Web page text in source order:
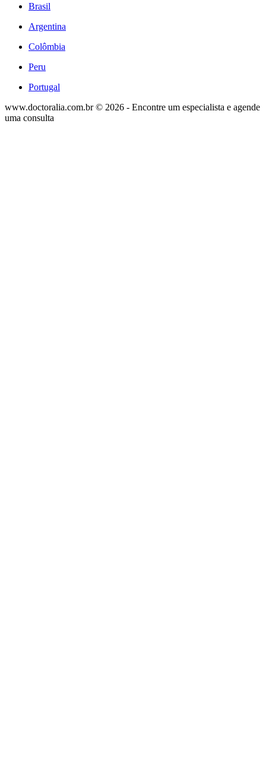
Brasil
Argentina
Colômbia
Peru
Portugal
www.doctoralia.com.br © 2026 - Encontre um especialista e agende
uma consulta